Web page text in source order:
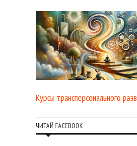
Курсы трансперсонального
ЧИТАЙ FACEBOOK